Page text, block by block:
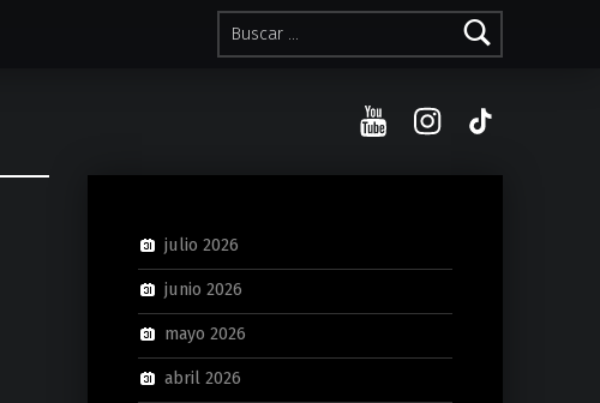
Buscar:
YouTube
julio 2026
junio 2026
mayo 2026
abril 2026